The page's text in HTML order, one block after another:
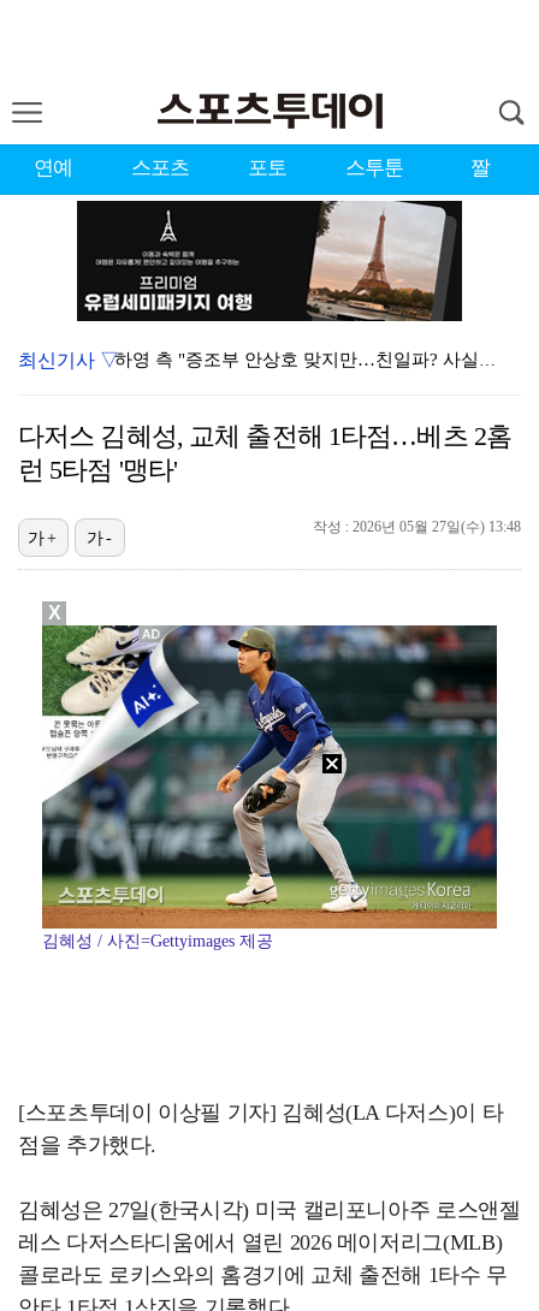
연예 스포츠 포토 스투툰 짤
하영 측 "증조부 안상호 맞지만…친일파? 사실무근" […
"스토킹 피해자" 황정민VS"2억대 손해배상" A 씨,…
김지원, 어린이병원에 1억원 쾌척 "'닥터X' 촬영 중…
고영욱, 도 넘은 저격 논란…이번엔 박하선에 "감당 안…
경찰, 대한축구협회 '심판 성접대 논란' 수사 여부 검…
최신기사 ▽
다저스 김혜성, 교체 출전해 1타점…베츠 2홈
런 5타점 '맹타'
작성 : 2026년 05월 27일(수) 13:48
가+ 가-
김혜성 / 사진=Gettyimages 제공
[스포츠투데이 이상필 기자] 김혜성(LA 다저스)이 타
점을 추가했다.
김혜성은 27일(한국시각) 미국 캘리포니아주 로스앤젤
레스 다저스타디움에서 열린 2026 메이저리그(MLB)
콜로라도 로키스와의 홈경기에 교체 출전해 1타수 무
X